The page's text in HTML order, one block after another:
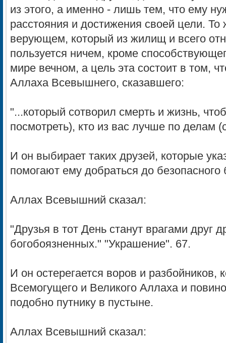
из этого, а именно - лишь тем, что ему
расстояния и достижения своей цели.
верующем, который из жилищ и всего
пользуется ничем, кроме
мире вечном, а цель эта состоит в том,
Аллаха Всевышнего, сказавшего:
"...который сотворил смерть и жизнь,
посмотреть), кто из вас лучше по делам
И он выбирает таких друзей, которые
помогают ему добраться до безопасного
Аллах Всевышний сказал:
"Друзья в тот День станут врагами друг
богобоязненных." "Украшение". 67.
И он остерегается воров и разбойников,
Всемогущего и Великого Аллаха и
подобно путнику в пустыне.
Аллах Всевышний сказал: